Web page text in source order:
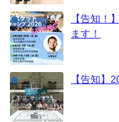
【告知！
ます！
【告知】